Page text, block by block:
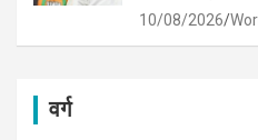
10/08/2026
वर्ग